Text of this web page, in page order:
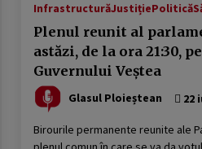
InfrastructurăJustițiePolitică
Plenul reunit al
astăzi, de la ora 21:30,
Guvernului Veștea
Glasul Ploieștean 22
Birourile permanente reunite ale